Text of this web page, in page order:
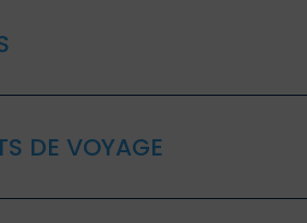
DE VOYAGE